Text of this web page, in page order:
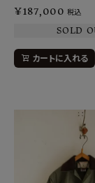
¥187,000 税込
SOLD
カートに入れる